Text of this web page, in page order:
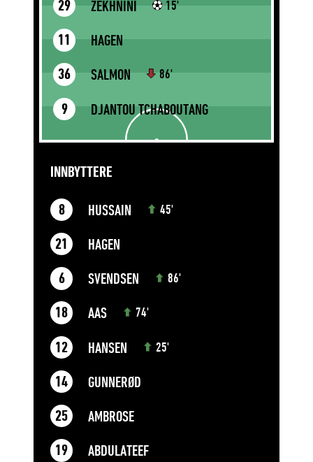
29 ZEKHNINI 15'
11 HAGEN
36 SALMON 86'
9 DJANTOU TCHABOUTANG
INNBYTTERE
8 HUSSAIN 45'
21 HAGEN
6 SVENDSEN 86'
18 AAS 74'
12 HANSEN 25'
14 GUNNERØD
25 AMBROSE
19 ABDULATEEF